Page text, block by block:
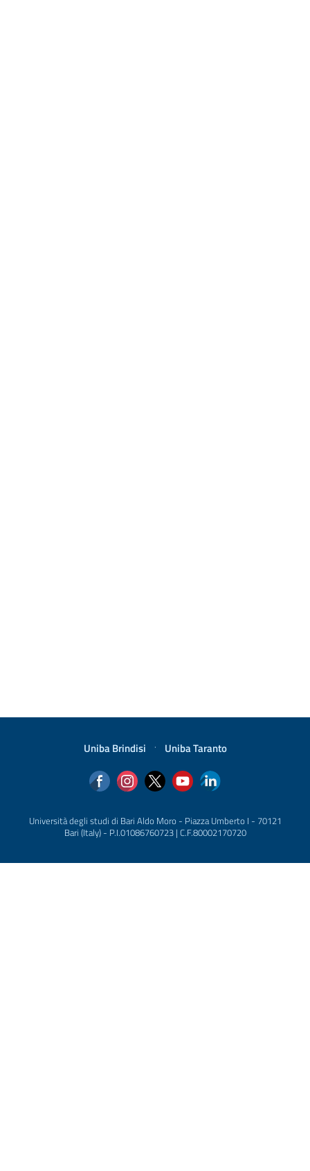
Uniba Brindisi · Uniba Taranto
Università degli studi di Bari Aldo Moro - Piazza Umberto I - 70121
Bari (Italy) - P.I.01086760723 | C.F.80002170720